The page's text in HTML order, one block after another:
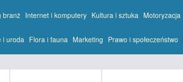
branż Internet i komputery Kultura i sztuka Motoryzacja
i uroda Flora i fauna Marketing Prawo i społeczeństwo